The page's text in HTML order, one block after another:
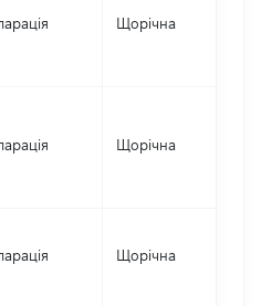
Щорічна
Щорічна
Щорічна